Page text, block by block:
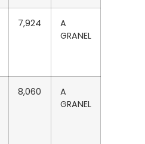
7,924
A
GRANEL
8,060
A
GRANEL